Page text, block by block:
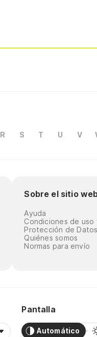
R S T U V
Sobre el sitio
Ayuda
Condiciones de uso
Protección de Datos
Quiénes somos
Normas para envío
Pantalla
Automático